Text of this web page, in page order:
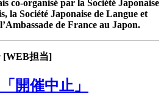
co-organisé par la Société Japonaise
la Société Japonaise de Langue et
de France au Japon.
[WEB担当]
開催中止」